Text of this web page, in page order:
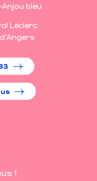
bleu
Leclerc
!